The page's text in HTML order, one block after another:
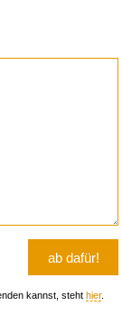
kannst, steht hier.